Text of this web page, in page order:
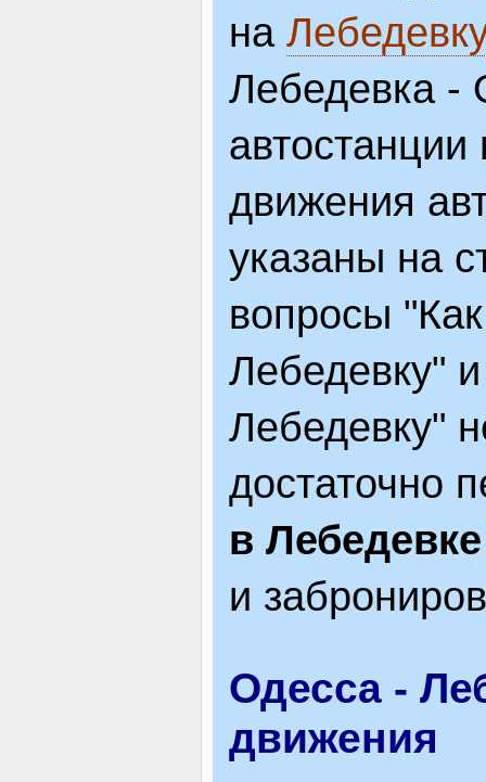
ОГОЛОШЕННЯ
ЯК ДОЇХАТИ
на
Лебедевка -
движения
указаны на
вопросы
Лебедевку"
Лебедевку"
достаточно
в Лебедевке
и
Одесса -
движения